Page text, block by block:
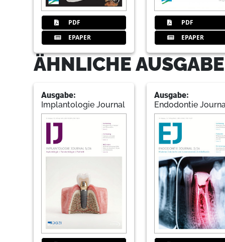
PDF
EPAPER
PDF
EPAPER
ÄHNLICHE
Ausgabe:
Implantologie Journal
Ausgabe:
Endodontie